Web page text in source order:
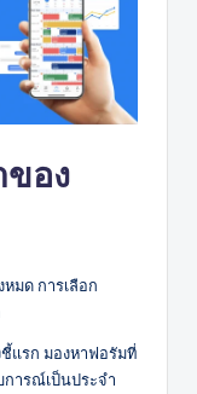
ของ
มด การเลือก
ชี้แรก มองหาฟอรัมที่
ารณ์เป็นประจำ